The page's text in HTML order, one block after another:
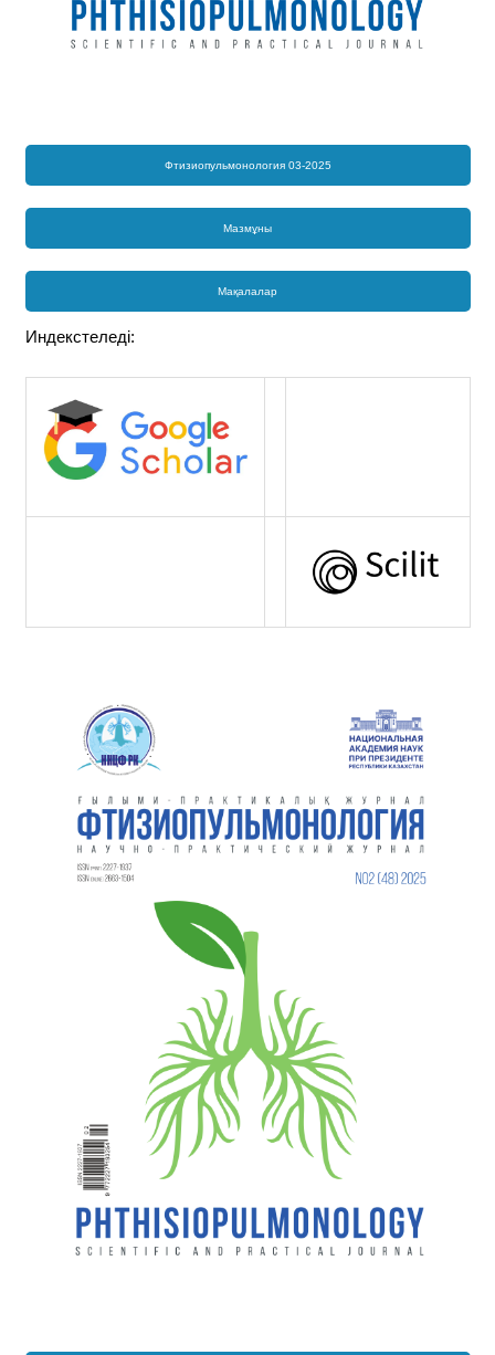
Фтизиопульмонология 03-2025
Мазмұны
Мақалалар
Индекстеледі: